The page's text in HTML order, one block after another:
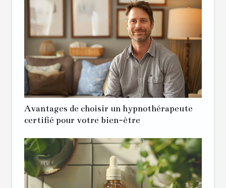
Avantages de choisir un hypnothérapeute
certifié pour votre bien-être